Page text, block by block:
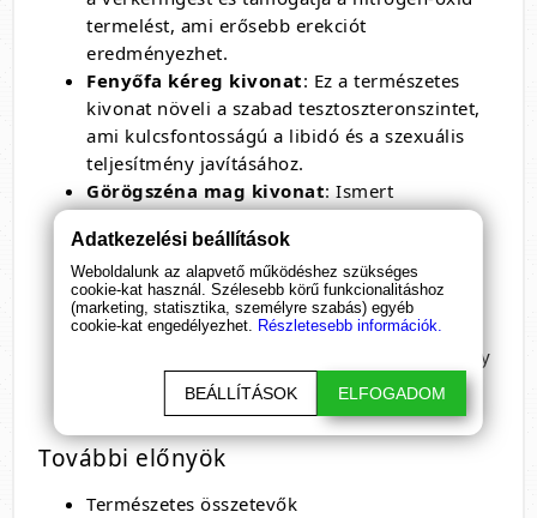
termelést, ami erősebb erekciót
eredményezhet.
Fenyőfa kéreg kivonat: Ez a természetes
kivonat növeli a szabad tesztoszteronszintet,
ami kulcsfontosságú a libidó és a szexuális
teljesítmény javításához.
Görögszéna mag kivonat: Ismert
szexuális kielégülést, így segítve a férfiasság
megőrzését.
Magnézium: Támogatja a
tesztoszterontermelést, javítja az
izomműködést és csökkenti a fáradtságot, így
segítve a mindennapi energiaszint
fenntartását.
További előnyök
Természetes összetevők
Adatkezelési beállítások
Weboldalunk az alapvető működéshez szükséges
cookie-kat használ. Szélesebb körű funkcionalitáshoz
(marketing, statisztika, személyre szabás) egyéb
cookie-kat engedélyezhet. Részletesebb információk.
BEÁLLÍTÁSOK ELFOGADOM